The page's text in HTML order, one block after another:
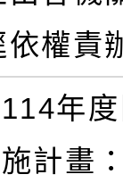
依權責
年
計畫